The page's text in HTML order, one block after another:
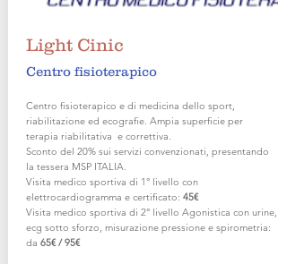
Light Cinic
Centro fisioterapico
Centro fisioterapico e di medicina dello sport,
riabilitazione ed ecografie. Ampia superficie per
terapia riabilitativa e correttiva.
Sconto del 20% sui servizi convenzionati, presentando
la tessera MSP ITALIA.
Visita medico sportiva di 1° livello con
elettrocardiogramma e certificato: 45€
Visita medico sportiva di 2° livello Agonistica con urine,
ecg sotto sforzo, misurazione pressione e spirometria:
da 65€ / 95€